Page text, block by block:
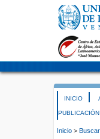
INICIO
PUBLICACIÓN
Inicio > Buscar